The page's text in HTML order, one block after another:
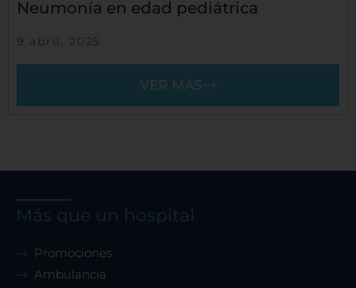
Neumonía en edad pediátrica
9 abril, 2025
VER MÁS
Más que un hospital
Promociones
Ambulancia